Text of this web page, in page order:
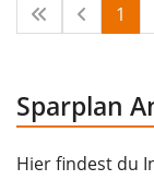
1
Sparplan
Hier findest du